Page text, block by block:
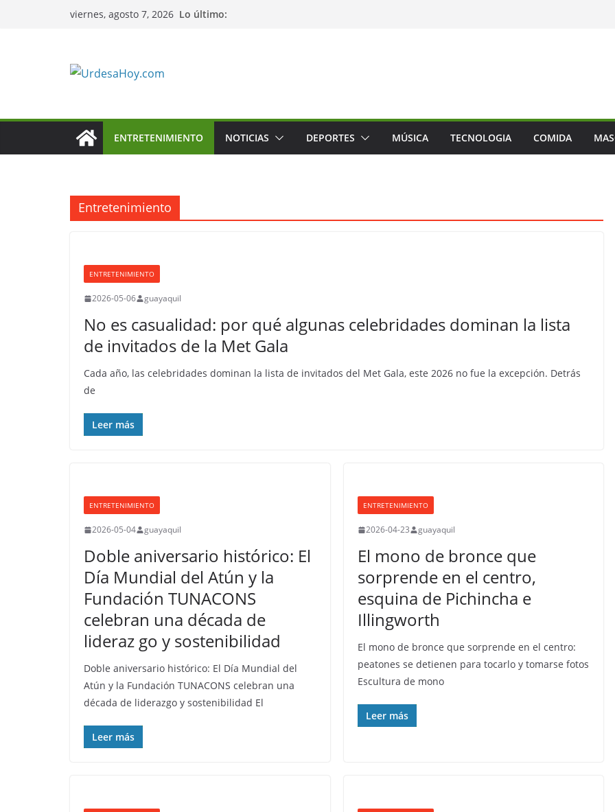
viernes, agosto 7, 2026 Lo último:
ENTRETENIMIENTO NOTICIAS DEPORTES MÚSICA TECNOLOGIA COMIDA
Entretenimiento
ENTRETENIMIENTO
2026-05-06 guayaquil
No es casualidad: por qué algunas celebridades dominan la lista
de invitados de la Met Gala
Cada año, las celebridades dominan la lista de invitados del Met Gala, este 2026 no fue la excepción. Detrás
de
Leer más
ENTRETENIMIENTO
2026-05-04 guayaquil
Doble aniversario histórico: El
Día Mundial del Atún y la
Fundación TUNACONS
celebran una década de
lideraz go y sostenibilidad
Doble aniversario histórico: El Día Mundial del
Atún y la Fundación TUNACONS celebran una
década de liderazgo y sostenibilidad El
Leer más
ENTRETENIMIENTO
2026-04-23 guayaquil
El mono de bronce que
sorprende en el centro,
esquina de Pichincha e
Illingworth
El mono de bronce que sorprende en el centro:
peatones se detienen para tocarlo y tomarse fotos
Escultura de mono
Leer más